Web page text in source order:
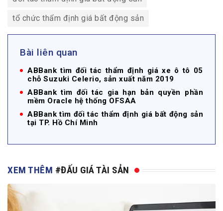
tổ chức thẩm định giá bất động sản
Bài liên quan
ABBank tìm đối tác thẩm định giá xe ô tô 05
chỗ Suzuki Celerio, sản xuất năm 2019
ABBank tìm đối tác gia hạn bản quyền phần
mềm Oracle hệ thống OFSAA
ABBank tìm đối tác thẩm định giá bất động sản
tại TP. Hồ Chí Minh
XEM THÊM #ĐẤU GIÁ TÀI SẢN